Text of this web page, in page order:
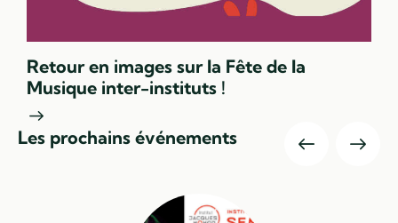
Retour en images sur la Fête de la
Musique inter-instituts !
Les prochains événements